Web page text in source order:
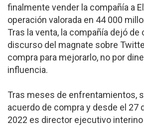
finalmente vender la compañía a
operación valorada en 44 000
Tras la venta, la compañía dejó de
discurso del magnate sobre
compra para mejorarlo, no por
influencia.
Tras meses de enfrentamientos,
acuerdo de compra y desde el 27
2022 es director ejecutivo